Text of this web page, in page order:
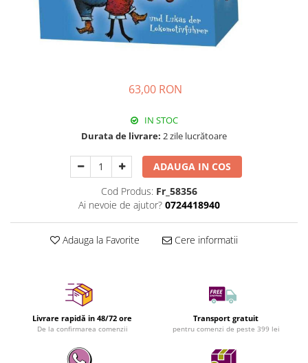
63,00 RON
IN STOC
Durata de livrare: 2 zile lucrătoare
ADAUGA IN COS
Cod Produs: Fr_58356
Ai nevoie de ajutor? 0724418940
Adauga la Favorite Cere informatii
Livrare rapidă in 48/72 ore
De la confirmarea comenzii
Transport gratuit
pentru comenzi de peste 399 lei